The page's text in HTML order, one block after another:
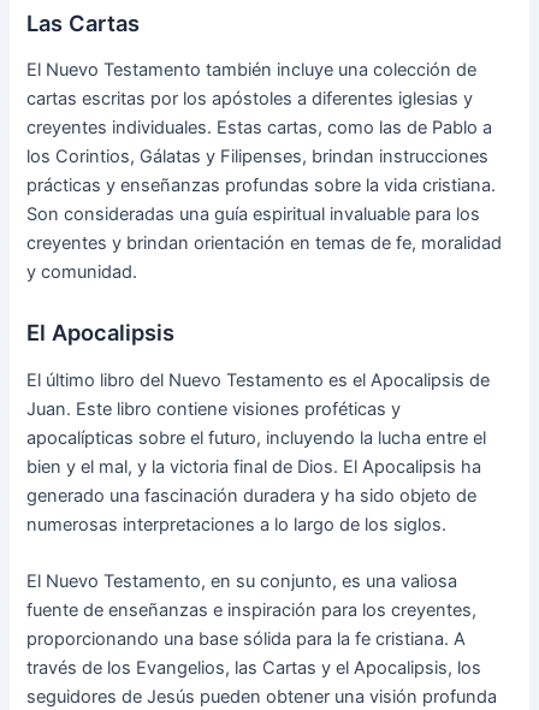
Las Cartas
El Nuevo Testamento también incluye una colección de
cartas escritas por los apóstoles a diferentes iglesias y
creyentes individuales. Estas cartas, como las de Pablo a
los Corintios, Gálatas y Filipenses, brindan instrucciones
prácticas y enseñanzas profundas sobre la vida cristiana.
Son consideradas una guía espiritual invaluable para los
creyentes y brindan orientación en temas de fe, moralidad
y comunidad.
El Apocalipsis
El último libro del Nuevo Testamento es el Apocalipsis de
Juan. Este libro contiene visiones proféticas y
apocalípticas sobre el futuro, incluyendo la lucha entre el
bien y el mal, y la victoria final de Dios. El Apocalipsis ha
generado una fascinación duradera y ha sido objeto de
numerosas interpretaciones a lo largo de los siglos.
El Nuevo Testamento, en su conjunto, es una valiosa
fuente de enseñanzas e inspiración para los creyentes,
proporcionando una base sólida para la fe cristiana. A
través de los Evangelios, las Cartas y el Apocalipsis, los
seguidores de Jesús pueden obtener una visión profunda